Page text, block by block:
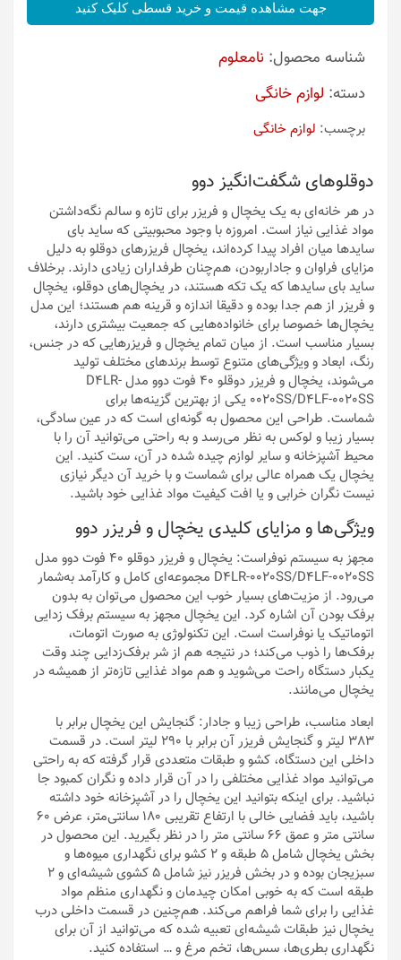
جهت مشاهده قیمت و خرید قسطی کلیک کنید
شناسه محصول: نامعلوم
دسته: لوازم خانگی
برچسب: لوازم خانگی
دوقلوهای شگفت‌انگیز دوو
در هر خانه‌ای به یک یخچال و فریزر برای تازه و سالم نگه‌داشتن
مواد غذایی نیاز است. امروزه با وجود محبوبیتی که ساید بای
سایدها میان افراد پیدا کرده‌اند، یخچال فریزرهای دوقلو به دلیل
مزایای فراوان و جاداربودن، هم‌چنان طرفداران زیادی دارند. برخلاف
ساید بای سایدها که یک تکه هستند، در یخچال‌های دوقلو، یخچال
و فریزر از هم جدا بوده و دقیقا اندازه و قرینه هم هستند؛ این مدل
یخچال‌ها خصوصا برای خانواده‌هایی که جمعیت بیشتری دارند،
بسیار مناسب است. از میان تمام یخچال و فریزرهایی که در جنس،
رنگ، ابعاد و ویژگی‌های متنوع توسط برندهای مختلف تولید
می‌شوند، یخچال و فریزر دوقلو 40 فوت دوو مدل D4LR-
0020SS/D4LF-0020SS یکی از بهترین گزینه‌ها برای
شماست. طراحی این محصول به گونه‌ای است که در عین سادگی،
بسیار زیبا و لوکس به نظر می‌رسد و به راحتی می‌توانید آن را با
محیط آشپزخانه و سایر لوازم چیده شده در آن، ست کنید. این
یخچال یک همراه عالی برای شماست و با خرید آن دیگر نیازی
نیست نگران خرابی و یا افت کیفیت مواد غذایی خود باشید.
ویژگی‌ها و مزایای کلیدی یخچال و فریزر دوو
مجهز به سیستم نوفراست: یخچال و فریزر دوقلو 40 فوت دوو مدل
D4LR-0020SS/D4LF-0020SS مجموعه‌ای کامل و کارآمد به‌شمار
می‌رود. از مزیت‌های بسیار خوب این محصول می‌توان به بدون
برفک بودن آن اشاره کرد. این یخچال مجهز به سیستم برفک زدایی
اتوماتیک یا نوفراست است. این تکنولوژی به صورت اتومات،
برفک‌ها را ذوب می‌کند؛ در نتیجه هم از شر برفک‌زدایی چند وقت
یکبار دستگاه راحت می‌شوید و هم مواد غذایی تازه‌تر از همیشه در
یخچال می‌مانند.
ابعاد مناسب، طراحی زیبا و جادار: گنجایش این یخچال برابر با
383 لیتر و گنجایش فریزر آن برابر با 290 لیتر است. در قسمت
داخلی این دستگاه، کشو و طبقات متعددی قرار گرفته که به راحتی
می‌توانید مواد غذایی مختلفی را در آن قرار داده و نگران کمبود جا
نباشید. برای اینکه بتوانید این یخچال را در آشپزخانه خود داشته
باشید، باید فضایی خالی با ارتفاع تقریبی 180 سانتی‌متر، عرض 60
سانتی متر و عمق 66 سانتی متر را در نظر بگیرید. این محصول در
بخش یخچال شامل 5 طبقه و 2 کشو برای نگهداری میوه‌ها و
سبزیجان بوده و در بخش فریزر نیز شامل 5 کشوی شیشه‌ای و 2
طبقه است که به خوبی امکان چیدمان و نگهداری منظم مواد
غذایی را برای شما فراهم می‌کند. هم‌چنین در قسمت داخلی درب
یخچال نیز طبقات شیشه‌ای تعبیه شده که می‌توانید از آن برای
نگهداری بطری‌ها، سس‌ها، تخم مرغ و … استفاده کنید.